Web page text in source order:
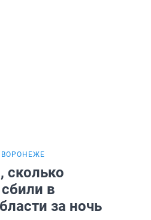
сколько
в
за ночь